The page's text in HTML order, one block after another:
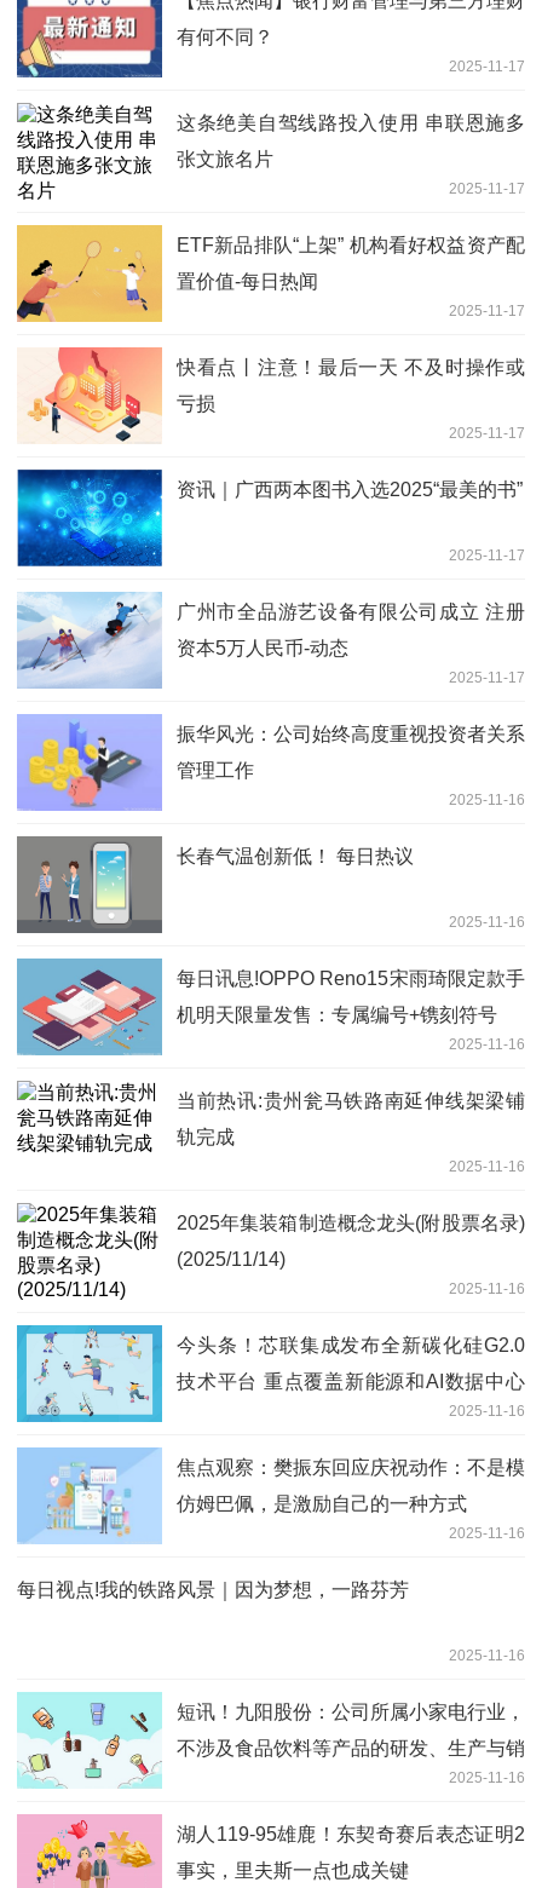
有何不同？
2025-11-17
这条绝美自驾线路投入使用 串联恩施多
张文旅名片
2025-11-17
ETF新品排队“上架” 机构看好权益资产配
置价值-每日热闻
2025-11-17
快看点丨注意！最后一天 不及时操作或
亏损
2025-11-17
资讯｜广西两本图书入选2025“最美的书”
2025-11-17
广州市全品游艺设备有限公司成立 注册
资本5万人民币-动态
2025-11-17
振华风光：公司始终高度重视投资者关系
管理工作
2025-11-16
长春气温创新低！ 每日热议
2025-11-16
每日讯息!OPPO Reno15宋雨琦限定款手
机明天限量发售：专属编号+镌刻符号
2025-11-16
当前热讯:贵州瓮马铁路南延伸线架梁铺
轨完成
2025-11-16
2025年集装箱制造概念龙头(附股票名录)
(2025/11/14)
2025-11-16
今头条！芯联集成发布全新碳化硅G2.0
技术平台 重点覆盖新能源和AI数据中心
2025-11-16
焦点观察：樊振东回应庆祝动作：不是模
仿姆巴佩，是激励自己的一种方式
2025-11-16
每日视点!我的铁路风景｜因为梦想，一路芬芳
2025-11-16
短讯！九阳股份：公司所属小家电行业，
不涉及食品饮料等产品的研发、生产与销
2025-11-16
湖人119-95雄鹿！东契奇赛后表态证明2
事实，里夫斯一点也成关键